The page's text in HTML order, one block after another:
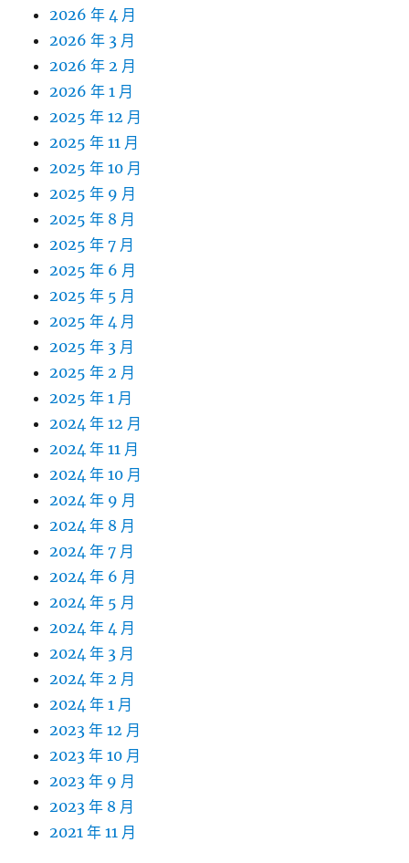
2026 年 4 月
2026 年 3 月
2026 年 2 月
2026 年 1 月
2025 年 12 月
2025 年 11 月
2025 年 10 月
2025 年 9 月
2025 年 8 月
2025 年 7 月
2025 年 6 月
2025 年 5 月
2025 年 4 月
2025 年 3 月
2025 年 2 月
2025 年 1 月
2024 年 12 月
2024 年 11 月
2024 年 10 月
2024 年 9 月
2024 年 8 月
2024 年 7 月
2024 年 6 月
2024 年 5 月
2024 年 4 月
2024 年 3 月
2024 年 2 月
2024 年 1 月
2023 年 12 月
2023 年 10 月
2023 年 9 月
2023 年 8 月
2021 年 11 月